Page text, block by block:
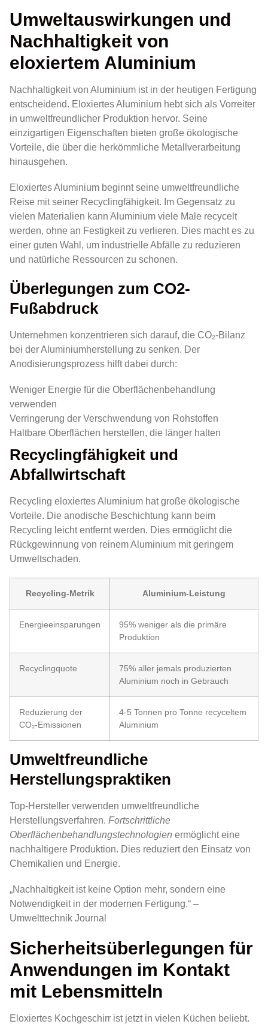
Umweltauswirkungen und
Nachhaltigkeit von
eloxiertem Aluminium
Nachhaltigkeit von Aluminium ist in der heutigen Fertigung
entscheidend. Eloxiertes Aluminium hebt sich als Vorreiter
in umweltfreundlicher Produktion hervor. Seine
einzigartigen Eigenschaften bieten große ökologische
Vorteile, die über die herkömmliche Metallverarbeitung
hinausgehen.
Eloxiertes Aluminium beginnt seine umweltfreundliche
Reise mit seiner Recyclingfähigkeit. Im Gegensatz zu
vielen Materialien kann Aluminium viele Male recycelt
werden, ohne an Festigkeit zu verlieren. Dies macht es zu
einer guten Wahl, um industrielle Abfälle zu reduzieren
und natürliche Ressourcen zu schonen.
Überlegungen zum CO2-
Fußabdruck
Unternehmen konzentrieren sich darauf, die CO₂-Bilanz
bei der Aluminiumherstellung zu senken. Der
Anodisierungsprozess hilft dabei durch:
Weniger Energie für die Oberflächenbehandlung
verwenden
Verringerung der Verschwendung von Rohstoffen
Haltbare Oberflächen herstellen, die länger halten
Recyclingfähigkeit und
Abfallwirtschaft
Recycling eloxiertes Aluminium hat große ökologische
Vorteile. Die anodische Beschichtung kann beim
Recycling leicht entfernt werden. Dies ermöglicht die
Rückgewinnung von reinem Aluminium mit geringem
Umweltschaden.
Recycling-Metrik Aluminium-Leistung
Energieeinsparungen
95% weniger als die primäre
Produktion
Recyclingquote
75% aller jemals produzierten
Aluminium noch in Gebrauch
Reduzierung der
CO₂-Emissionen
4-5 Tonnen pro Tonne recyceltem
Aluminium
Umweltfreundliche
Herstellungspraktiken
Top-Hersteller verwenden umweltfreundliche
Herstellungsverfahren. Fortschrittliche
Oberflächenbehandlungstechnologien ermöglicht eine
nachhaltigere Produktion. Dies reduziert den Einsatz von
Chemikalien und Energie.
„Nachhaltigkeit ist keine Option mehr, sondern eine
Notwendigkeit in der modernen Fertigung.“ –
Umwelttechnik Journal
Sicherheitsüberlegungen für
Anwendungen im Kontakt
mit Lebensmitteln
Eloxiertes Kochgeschirr ist jetzt in vielen Küchen beliebt.